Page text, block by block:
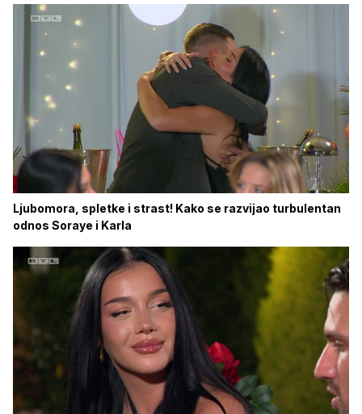
Ljubomora, spletke i strast! Kako se razvijao turbulentan
odnos Soraye i Karla